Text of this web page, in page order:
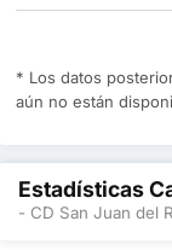
* Los datos
aún no están
Estadísticas
- CD San Juan del